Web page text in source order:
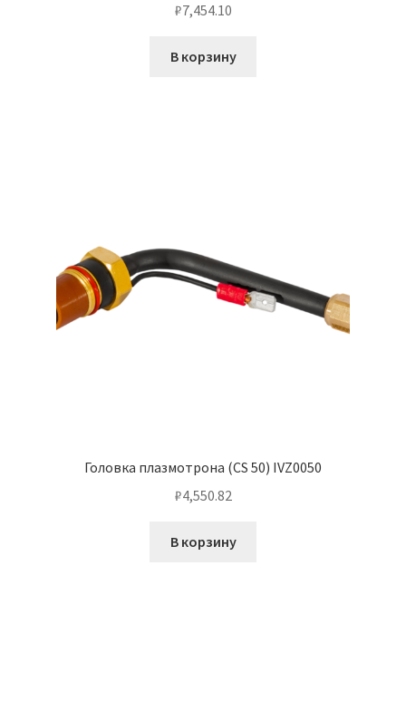
₽7,454.10
В корзину
Головка плазмотрона (CS 50) IVZ0050
₽4,550.82
В корзину